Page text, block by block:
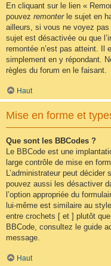
En cliquant sur le lien «
pouvez remonterle sujet en
ailleurs, si vous ne voyez
sujet est désactivée ou que
remontée n’est pas atteint. Il
simplement en y répondant.
règles du forum en le faisant.
Haut
Mise en forme et
Que sont les BBCodes ?
Le BBCode est une
large contrôle de mise en
L’administrateur peut
pouvez aussi les désactiver
l’option appropriée du
lui-même est similaire au
entre crochets [ et ] plutôt
BBCode, consultez le guide
message.
Haut